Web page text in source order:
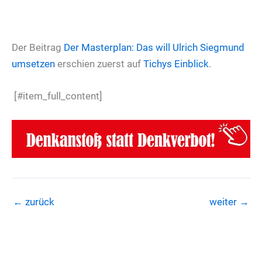
Der Beitrag Der Masterplan: Das will Ulrich Siegmund
umsetzen erschien zuerst auf Tichys Einblick.
[#item_full_content]
← zurück weiter →